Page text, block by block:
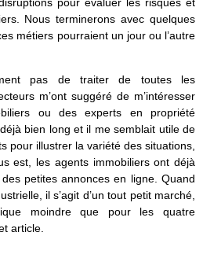
Nous terminerons avec quelques
métiers pourraient un jour ou l’autre
pas de traiter de toutes les
m’ont suggéré de m’intéresser
ou des experts en propriété
bien long et il me semblait utile de
pour illustrer la variété des situations,
est, les agents immobiliers ont déjà
petites annonces en ligne. Quand
il s’agit d’un tout petit marché,
moindre que pour les quatre
article.